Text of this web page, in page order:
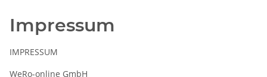
Impressum
IMPRESSUM
WeRo-online GmbH